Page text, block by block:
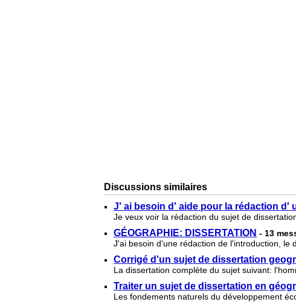
Discussions similaires
J' ai besoin d' aide pour la rédaction d'
Je veux voir la rédaction du sujet de
GÉOGRAPHIE: DISSERTATION - 13
J'ai besoin d'une rédaction de l'introduction, le
Corrigé d'un sujet de dissertation
La dissertation complète du sujet suivant:
Traiter un sujet de dissertation en
Les fondements naturels du développement